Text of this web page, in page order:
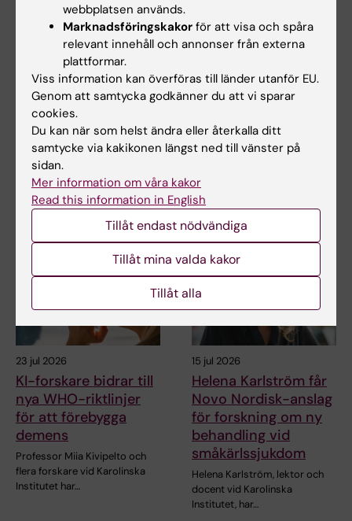
Juliette Foucher
tilldelas prestigefyllt
internationellt ALS-
anslag
Juliette Foucher, postdoktor
vid institutionen för klinisk
neurovetenskap…
Två KI-forskare får
innovationsfinansieri
Alice Wallenbergs
Stiftelse
Branco och professor Janne
Lehtiö vid KI får…
23 jul 2026
KI-forskare bidrar till
nya WHO-riktlinjer
för att förebygga
demens
Professor Miia Kivipelto och
flera forskare vid Karolinska
Institutet har…
15 jul 2026
Helena Karlström får
Novo Nordisk-anslag
för forskning om ny
behandling vid
småkärlssjukdom
Helena Karlström, lektor och
docent vid Karolinska
Institutet, har…
webbplatsen används.
Marknadsföringskakor för att visa och spåra
relevant innehåll och annonser från externa
plattformar.
Viss information kan överföras till länder utanför EU.
Genom att samtycka godkänner du att vi sparar
cookies.
Du kan när som helst ändra eller återkalla ditt
samtycke via kakikonen längst ned till vänster på
sidan.
Mer information om våra kakor
Read this information in English
Tillåt endast nödvändiga
Tillåt mina valda kakor
Tillåt alla